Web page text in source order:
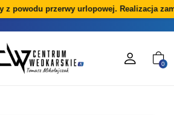
powodu przerwy urlopowej. Realizacja
0